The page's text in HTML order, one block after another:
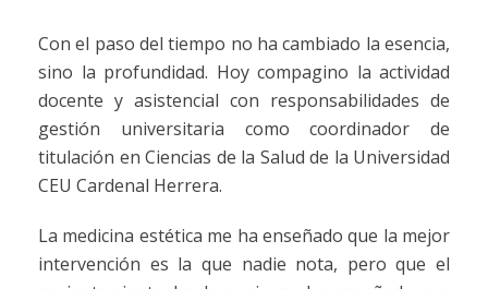
Con el paso del tiempo no ha cambiado la esencia,
sino la profundidad. Hoy compagino la actividad
docente y asistencial con responsabilidades de
gestión universitaria como coordinador de
titulación en Ciencias de la Salud de la Universidad
CEU Cardenal Herrera.
La medicina estética me ha enseñado que la mejor
intervención es la que nadie nota, pero que el